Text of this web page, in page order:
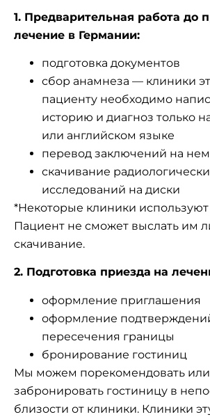
1. Предварительная работа до
лечение в Германии:
подготовка документов
сбор анамнеза — клиники
пациенту необходимо
историю и диагноз только
или английском языке
перевод заключений на
скачивание
исследований на диски
*Некоторые клиники используют
Пациент не сможет выслать им
скачивание.
2. Подготовка приезда на
оформление приглашения
оформление
пересечения границы
бронирование гостиниц
Мы можем порекомендовать или
забронировать гостиницу в
близости от клиники. Клиники